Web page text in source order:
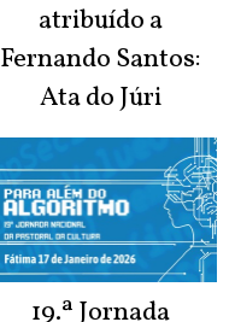
atribuído a
Fernando Santos:
Ata do Júri
19.ª Jornada